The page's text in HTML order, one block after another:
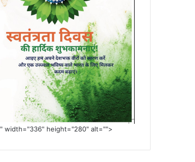
" width="336" height="280" alt="">